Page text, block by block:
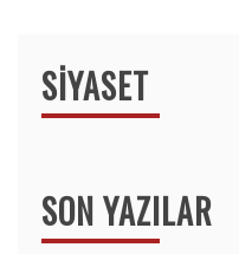
SIYASET
SON YAZILAR